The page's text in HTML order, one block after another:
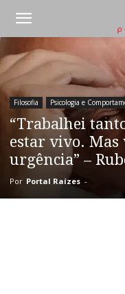
Filosofia Psicologia e
“Trabalhei
estar vivo. Mas
urgência” –
Por Portal Raízes -